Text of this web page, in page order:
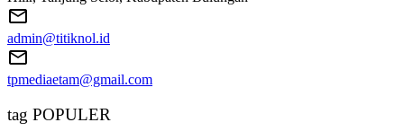
admin@titiknol.id
tpmediaetam@gmail.com
tag POPULER